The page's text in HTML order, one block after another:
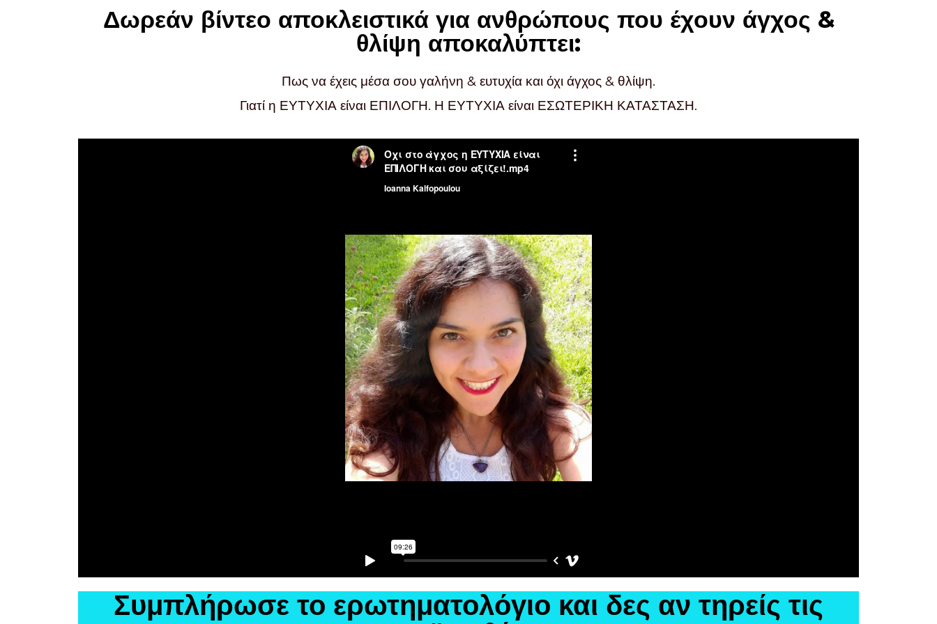
Δωρεάν βίντεο αποκλειστικά για ανθρώπους που έχουν άγχος &
θλίψη αποκαλύπτει:
Πως να έχεις μέσα σου γαλήνη & ευτυχία και όχι άγχος & θλίψη.
Γιατί η ΕΥΤΥΧΙΑ είναι ΕΠΙΛΟΓΗ. Η ΕΥΤΥΧΙΑ είναι ΕΣΩΤΕΡΙΚΗ ΚΑΤΑΣΤΑΣΗ.
Συμπλήρωσε το ερωτηματολόγιο και δες αν τηρείς τις